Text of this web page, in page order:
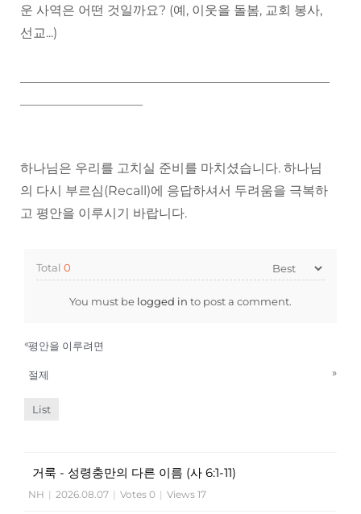
운 사역은 어떤 것일까요? (예, 이웃을 돌봄, 교회 봉사,
선교...)
하나님은 우리를 고치실 준비를 마치셨습니다. 하나님
의 다시 부르심(Recall)에 응답하셔서 두려움을 극복하
고 평안을 이루시기 바랍니다.
Total 0
You must be logged in to post a comment.
«평안을 이루려면
절제 »
List
거룩 - 성령충만의 다른 이름 (사 6:1-11)
NH | 2026.08.07 | Votes 0 | Views 17